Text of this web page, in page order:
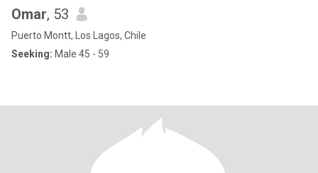
Omar, 53
Puerto Montt, Los Lagos, Chile
Seeking: Male 45 - 59